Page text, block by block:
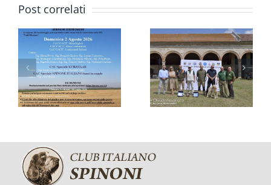
Post correlatiSPINONE
ITALIANO:
UN
QUARTO
DI
CELEBRATO
A
CISP
CAMPO
FELICE:
BOB PER
RIMNIS